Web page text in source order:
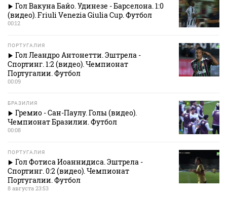
Гол Вакуна Байо. Удинезе - Барселона. 1:0
(видео). Friuli Venezia Giulia Cup. Футбол
00:12
ПОРТУГАЛИЯ
Гол Леандро Антонетти. Эштрела -
Спортинг. 1:2 (видео). Чемпионат
Португалии. Футбол
00:09
БРАЗИЛИЯ
Гремио - Сан-Паулу. Голы (видео).
Чемпионат Бразилии. Футбол
00:08
ПОРТУГАЛИЯ
Гол Фотиса Иоаннидиса. Эштрела -
Спортинг. 0:2 (видео). Чемпионат
Португалии. Футбол
8 августа 23:53